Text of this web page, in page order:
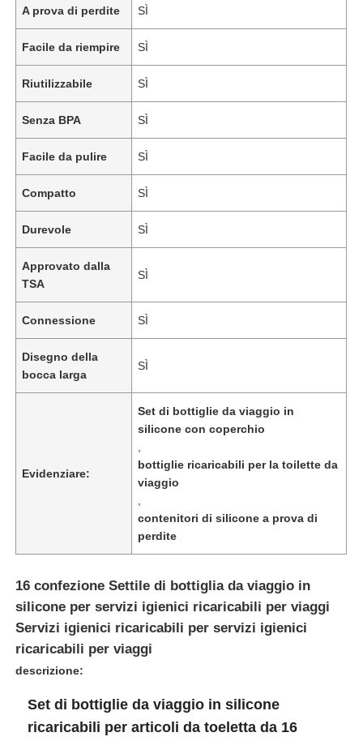
Video
Su di noi
Visita alla fabbrica
Controllo Qualità
A prova di perdite SÌ
Facile da riempire SÌ
Riutilizzabile SÌ
Senza BPA SÌ
Facile da pulire SÌ
Compatto SÌ
Durevole SÌ
Approvato dalla
TSA
SÌ
Connessione SÌ
Disegno della
bocca larga
SÌ
Evidenziare:
Set di bottiglie da viaggio in
silicone con coperchio
bottiglie ricaricabili per la toilette da
viaggio
contenitori di silicone a prova di
perdite
16 confezione Settile di bottiglia da viaggio in
silicone per servizi igienici ricaricabili per viaggi
Servizi igienici ricaricabili per servizi igienici
ricaricabili per viaggi
descrizione:
Set di bottiglie da viaggio in silicone
ricaricabili per articoli da toeletta da 16